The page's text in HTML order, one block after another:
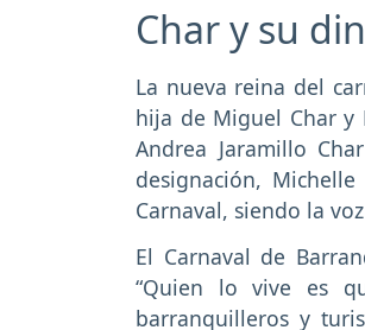
Char y su
La nueva reina del
hija de Miguel Char y
Andrea Jaramillo
designación,
Carnaval, siendo la
El Carnaval de
“Quien lo vive es
barranquilleros y